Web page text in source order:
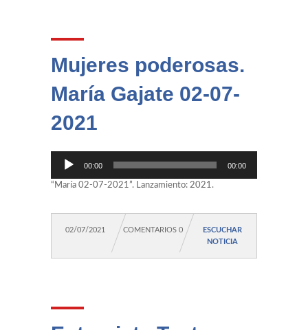
Mujeres poderosas.
María Gajate 02-07-
2021
Reproductor
audio
00:00 00:00
“María 02-07-2021”. Lanzamiento: 2021.
02/07/2021 COMENTARIOS 0
ESCUCHAR
NOTICIA